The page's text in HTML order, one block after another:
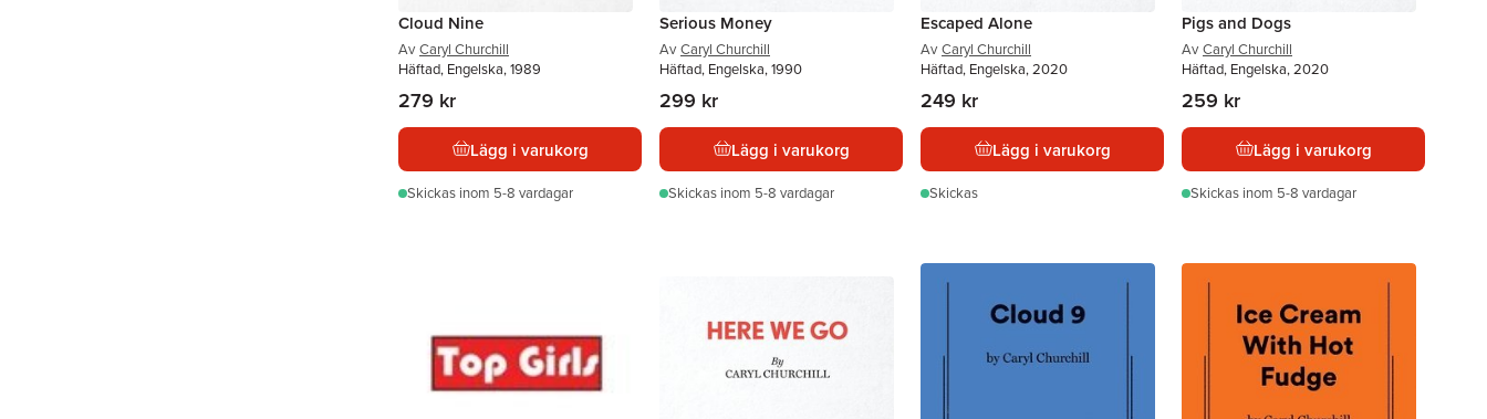
Cloud Nine
Av Caryl Churchill
Häftad, Engelska, 1989
279 kr
Lägg i varukorg
Skickas inom 5-8 vardagar
Serious Money
Av Caryl Churchill
Häftad, Engelska, 1990
299 kr
Lägg i varukorg
Skickas inom 5-8 vardagar
Escaped Alone
Av Caryl Churchill
Häftad, Engelska, 2020
249 kr
Lägg i varukorg
Skickas
Pigs and Dogs
Av Caryl Churchill
Häftad, Engelska, 2020
259 kr
Lägg i varukorg
Skickas inom 5-8 vardagar